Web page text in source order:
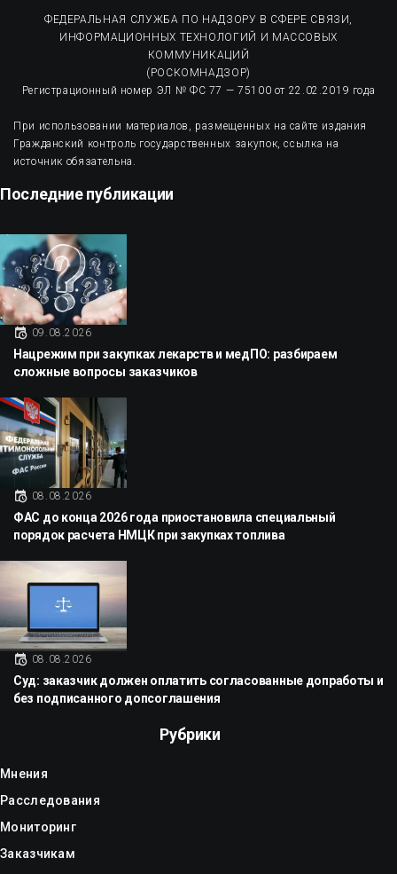
ФЕДЕРАЛЬНАЯ СЛУЖБА ПО НАДЗОРУ В СФЕРЕ СВЯЗИ,
ИНФОРМАЦИОННЫХ ТЕХНОЛОГИЙ И МАССОВЫХ
КОММУНИКАЦИЙ
(РОСКОМНАДЗОР)
Регистрационный номер ЭЛ № ФС 77 — 75100 от 22.02.2019 года
При использовании материалов, размещенных на сайте издания
Гражданский контроль государственных закупок, ссылка на
источник обязательна.
Последние публикации
09.08.2026
Нацрежим при закупках лекарств и медПО: разбираем
сложные вопросы заказчиков
08.08.2026
ФАС до конца 2026 года приостановила специальный
порядок расчета НМЦК при закупках топлива
08.08.2026
Суд: заказчик должен оплатить согласованные допработы и
без подписанного допсоглашения
Рубрики
Мнения
Расследования
Мониторинг
Заказчикам